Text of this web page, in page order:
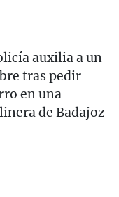
auxilia a un
tras pedir
en una
de Badajoz